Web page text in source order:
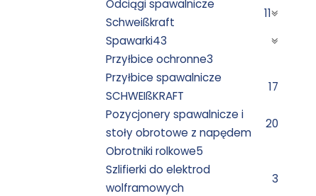
Odciągi spawalnicze
Schweißkraft
11
Spawarki43
Przyłbice ochronne3
Przyłbice spawalnicze
SCHWEIßKRAFT
17
Pozycjonery spawalnicze i
stoły obrotowe z napędem
20
Obrotniki rolkowe5
Szlifierki do elektrod
wolframowych
3